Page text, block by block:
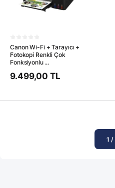
Canon Wi-Fi + Tarayıcı +
Fotokopi Renkli Çok
Fonksiyonlu ...
9.499,00 TL